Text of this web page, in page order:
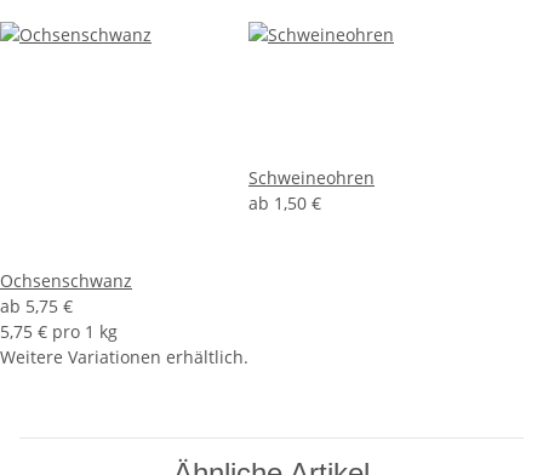
Ochsenschwanz
ab 5,75 €
5,75 € pro 1 kg
Weitere Variationen erhältlich.
Schweineohren
ab 1,50 €